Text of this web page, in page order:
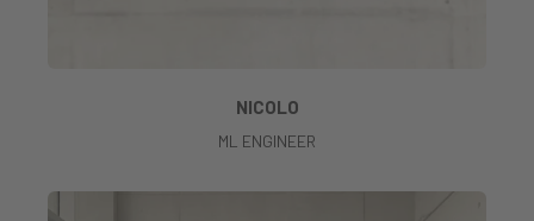
NICOLO
ML ENGINEER